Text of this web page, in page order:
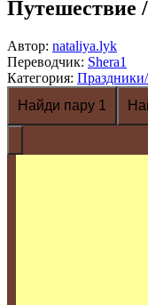
Путешествие
Автор: nataliya.lyk
Переводчик: Shera1
Категория:
Найди пару 1